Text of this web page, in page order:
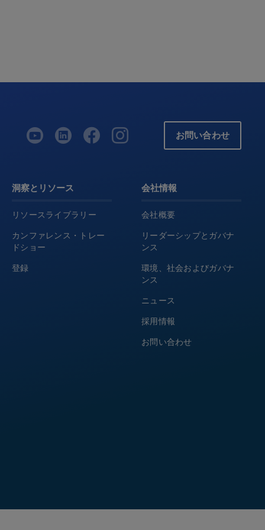
お問い合わせ
洞察とリソース
リソースライブラリー
カンファレンス・トレー
ドショー
登録
会社情報
会社概要
リーダーシップとガバナ
ンス
環境、社会およびガバナ
ンス
ニュース
採用情報
お問い合わせ